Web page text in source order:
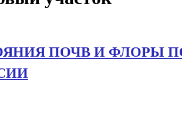
ПОЧВ И ФЛОРЫ